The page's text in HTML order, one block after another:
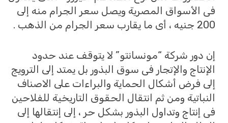
فى الأسواق المصرية ويصل سعر الجرام منه إلى
200 جنيه ، أى ما يقارب سعر الجرام من الذهب .
إن دور شركة “مونسانتو” لا يتوقف عند حدود
الإنتاج والإتجار فى سوق البذور بل يمتد إلى الترويج
إلى فرض أشكال الحماية والبراءات على الاصناف
النباتية ومن ثم انتقال الحقوق التاريخية للفلاحين
فى إنتاج وتداول البذور بشكل حر ، إلى إنتقالها إلى